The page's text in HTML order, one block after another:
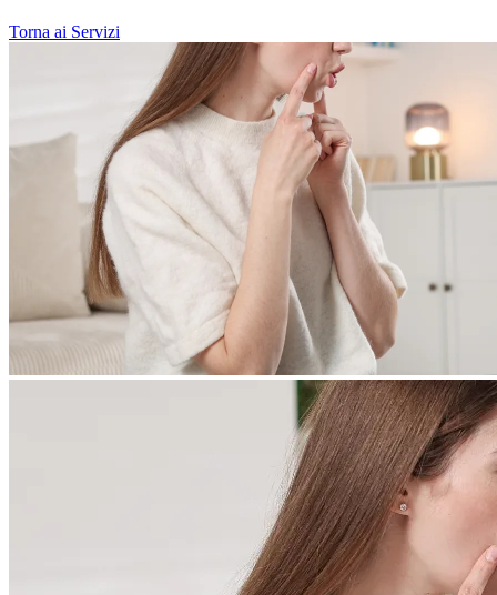
Torna ai Servizi